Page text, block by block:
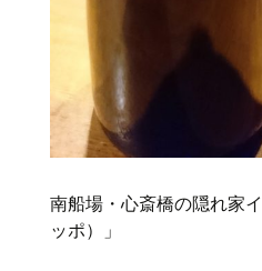
南船場・心斎橋の隠れ家
ッポ）」